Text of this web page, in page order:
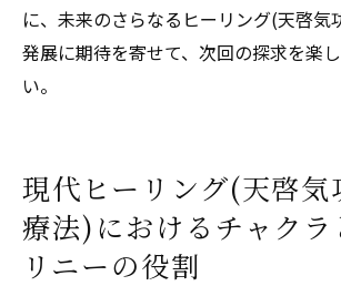
に、未来のさらなるヒーリング(天啓気
発展に期待を寄せて、次回の探求を楽
い。
現代ヒーリング(天啓気
療法)におけるチャクラ
リニーの役割